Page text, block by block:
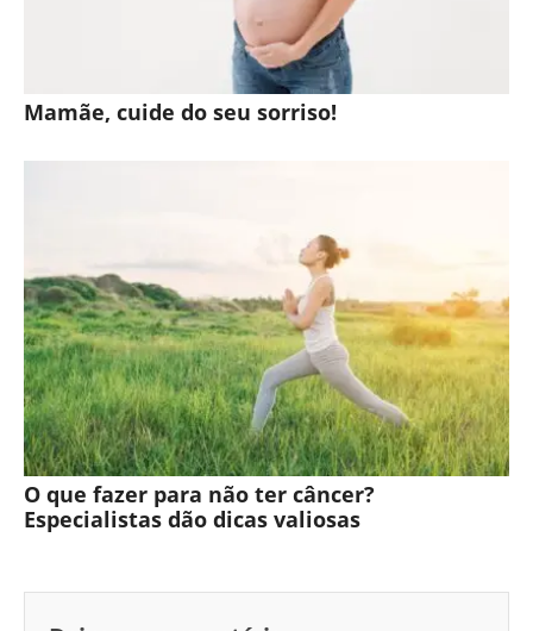
Mamãe, cuide do seu sorriso!
O que fazer para não ter câncer?
Especialistas dão dicas valiosas